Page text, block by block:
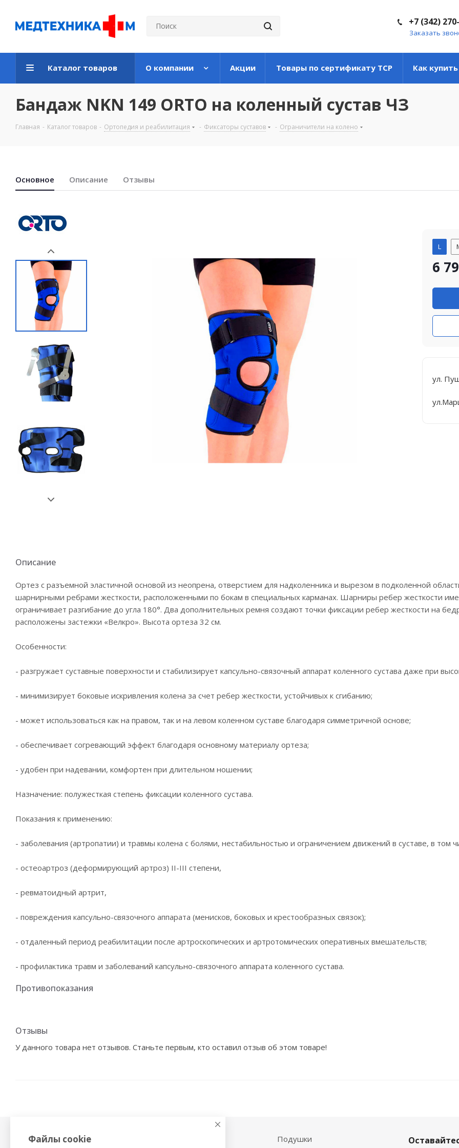
+7 (342)
Заказать
Каталог товаров О компании Акции Товары по сертификату ТСР Как купить
Бандаж NKN 149 ORTO на коленный сустав ЧЗ
Главная - Каталог товаров - Ортопедия и реабилитация - Фиксаторы суставов - Ограничители на колено
Основноe Описание Отзывы
L
6
ул.
Описание
Ортез с разъемной эластичной основой из неопрена, отверстием для надколенника и вырезом в подколенной
шарнирными ребрами жесткости, расположенными по бокам в специальных карманах. Шарниры ребер жесткости
ограничивает разгибание до угла 180°. Два дополнительных ремня создают точки фиксации ребер жесткости на
расположены застежки «Велкро». Высота ортеза 32 см.
Особенности:
- разгружает суставные поверхности и стабилизирует капсульно-связочный аппарат коленного сустава даже при
- минимизирует боковые искривления колена за счет ребер жесткости, устойчивых к сгибанию;
- может использоваться как на правом, так и на левом коленном суставе благодаря симметричной основе;
- обеспечивает согревающий эффект благодаря основному материалу ортеза;
- удобен при надевании, комфортен при длительном ношении;
Назначение: полужесткая степень фиксации коленного сустава.
Показания к применению:
- заболевания (артропатии) и травмы колена с болями, нестабильностью и ограничением движений в суставе, в том
- остеоартроз (деформирующий артроз) II-III степени,
- ревматоидный артрит,
- повреждения капсульно-связочного аппарата (менисков, боковых и крестообразных связок);
- отдаленный период реабилитации после артроскопических и артротомических оперативных вмешательств;
- профилактика травм и заболеваний капсульно-связочного аппарата коленного сустава.
Противопоказания
Отзывы
У данного товара нет отзывов. Станьте первым, кто оставил отзыв об этом товаре!
Физиотерапия,
Подушки
Файлы cookie